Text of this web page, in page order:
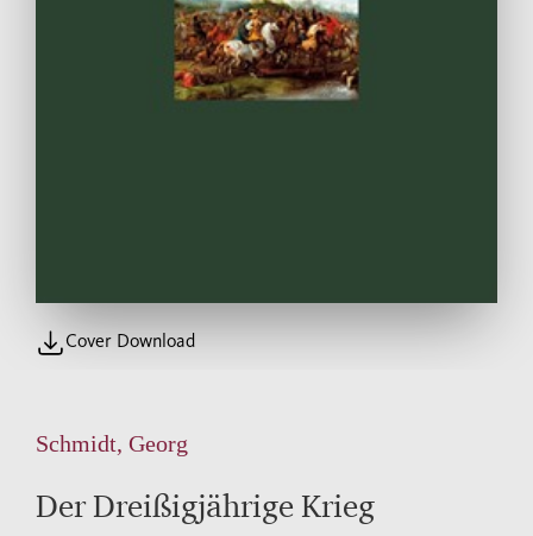
Cover Download
Schmidt, Georg
Der Dreißigjährige Krieg